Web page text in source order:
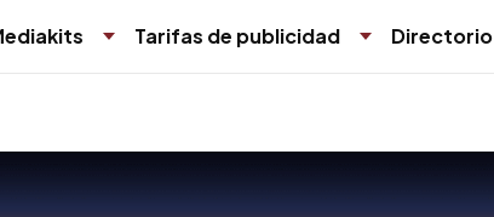
Tarifas de publicidad Directorio